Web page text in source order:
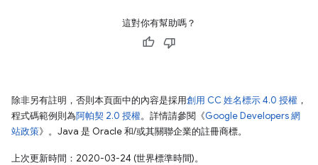
這對你有幫助嗎？
除非另有註明，否則本頁面中的內容是採用創用 CC 姓名標示 4.0 授權 ，
程式碼範例則為阿帕契 2.0 授權。詳情請參閱《Google Developers 網
站政策》。Java 是 Oracle 和/或其關聯企業的註冊商標。
上次更新時間：2020-03-24 (世界標準時間)。